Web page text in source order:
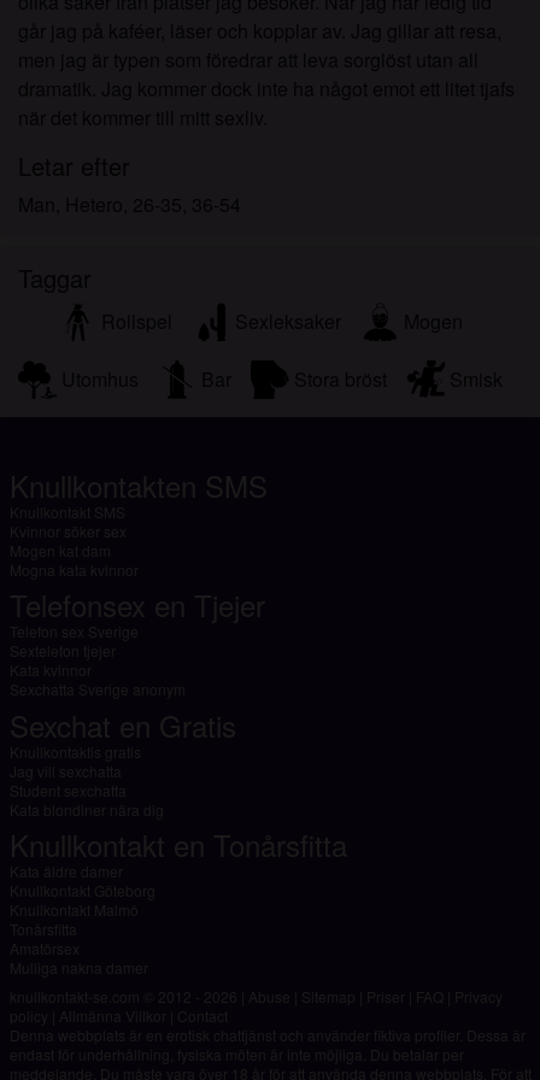
går jag på kaféer, läser och kopplar av. Jag gillar att resa,
men jag är typen som föredrar att leva sorglöst utan all
dramatik. Jag kommer dock inte ha något emot ett litet tjafs
när det kommer till mitt sexliv.
Letar efter
Man, Hetero, 26-35, 36-54
Taggar
Rollspel Sexleksaker Mogen
Utomhus Bar Stora bröst Smisk
Knullkontakten SMS
Knullkontakt SMS
Kvinnor söker sex
Mogen kat dam
Mogna kata kvinnor
Telefonsex en Tjejer
Telefon sex Sverige
Sextelefon tjejer
Kata kvinnor
Sexchatta Sverige anonym
Sexchat en Gratis
Knullkontaktis gratis
Jag vill sexchatta
Student sexchatta
Kata blondiner nära dig
Knullkontakt en Tonårsfitta
Kata äldre damer
Knullkontakt Göteborg
Knullkontakt Malmö
Tonårsfitta
Amatörsex
Mulliga nakna damer
knullkontakt-se.com © 2012 - 2026
Abuse Sitemap Priser
Privacy
policy
Allmänna Villkor
Contact
Denna webbplats är en erotisk chattjänst och använder fiktiva profiler. Dessa är
endast för underhållning, fysiska möten är inte möjliga. Du betalar per
meddelande. Du måste vara över 18 år för att använda denna webbplats. För att